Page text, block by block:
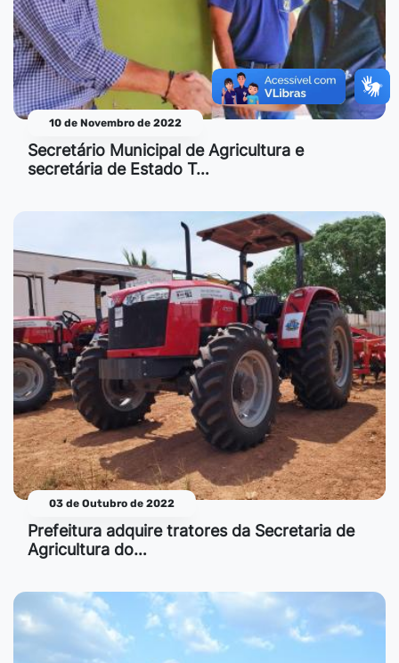
10 de Novembro de 2022
Secretário Municipal de Agricultura e
secretária de Estado T…
03 de Outubro de 2022
Prefeitura adquire tratores da Secretaria de
Agricultura do…